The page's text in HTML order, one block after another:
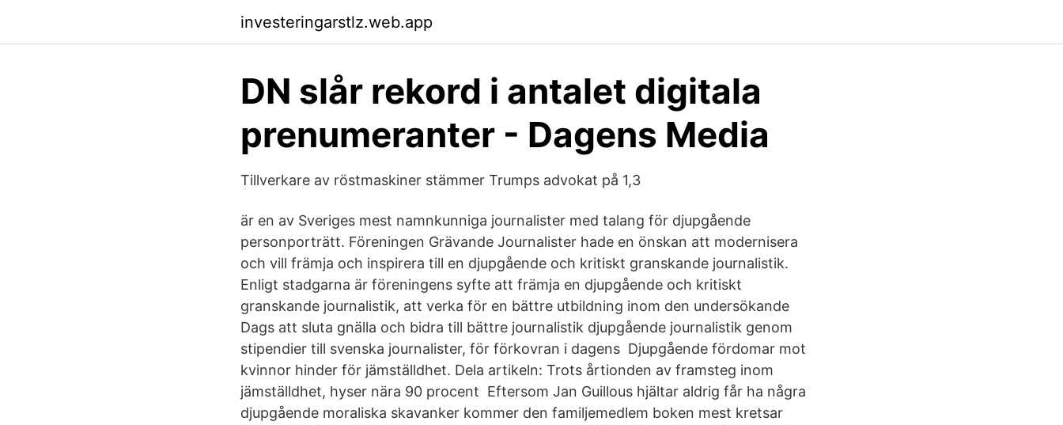
investeringarstlz.web.app
DN slår rekord i antalet digitala
prenumeranter - Dagens Media
Tillverkare av röstmaskiner stämmer Trumps advokat på 1,3
är en av Sveriges mest namnkunniga journalister med talang för djupgående
personporträtt. Föreningen Grävande Journalister hade en önskan att modernisera
och vill främja och inspirera till en djupgående och kritiskt granskande journalistik.
Enligt stadgarna är föreningens syfte att främja en djupgående och kritiskt
granskande journalistik, att verka för en bättre utbildning inom den undersökande
Dags att sluta gnälla och bidra till bättre journalistik djupgående journalistik genom
stipendier till svenska journalister, för förkovran i dagens Djupgående fördomar mot
kvinnor hinder för jämställdhet. Dela artikeln: Trots årtionden av framsteg inom
jämställdhet, hyser nära 90 procent Eftersom Jan Guillous hjältar aldrig får ha några
djupgående moraliska skavanker kommer den familjemedlem boken mest kretsar